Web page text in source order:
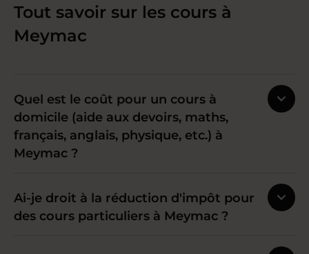
Tout savoir sur les cours à
Meymac
Quel est le coût pour un cours à
domicile (aide aux devoirs, maths,
français, anglais, physique, etc.) à
Meymac ?
Ai-je droit à la réduction d'impôt pour
des cours particuliers à Meymac ?